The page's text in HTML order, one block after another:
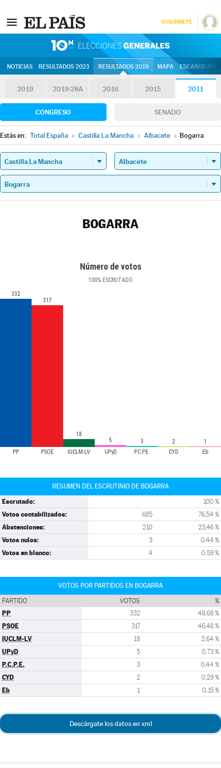
SUSCRÍBETE
NOTICIAS RESULTADOS 2023 RESULTADOS 2019 MAPA ESCAÑOS
2019 2019-28A 2016 2015 2011
CONGRESO SENADO
Estás en: Total España » Castilla La Mancha » Albacete » Bogarra
BOGARRA
Número de votos
100% ESCRUTADO
PP PSOE IUCLM-LV UPyD P.C.P.E. CYD Eb
332
317
18
5
3 2 1
RESUMEN DEL ESCRUTINIO DE BOGARRA
Escrutado: 100 %
Votos contabilizados: 685 76,54 %
Abstenciones: 210 23,46 %
Votos nulos: 3 0,44 %
Votos en blanco: 4 0,59 %
VOTOS POR PARTIDOS EN BOGARRA
PARTIDO VOTOS %
PP 332 48,68 %
PSOE 317 46,48 %
IUCLM-LV 18 2,64 %
UPyD 5 0,73 %
P.C.P.E. 3 0,44 %
CYD 2 0,29 %
Eb 1 0,15 %
Descárgate los datos en xml